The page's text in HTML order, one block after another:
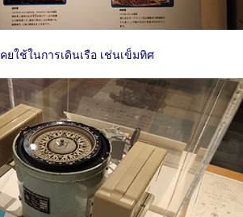
ใช้ในการเดินเรือ เช่นเข็มทิศ